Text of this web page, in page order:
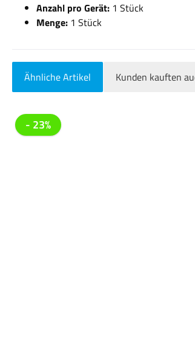
Anzahl pro Gerät: 1 Stück
Menge: 1 Stück
Ähnliche Artikel Kunden kauften
Produktgalerie überspringen
- 23%